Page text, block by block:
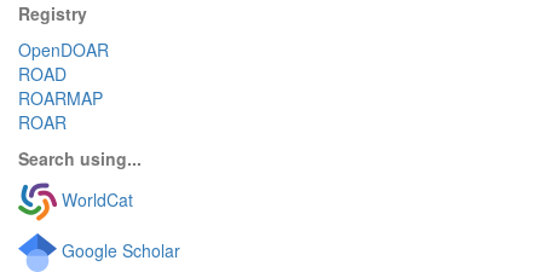
Registry
OpenDOAR
ROAD
ROARMAP
ROAR
Search using...
WorldCat
Google Scholar